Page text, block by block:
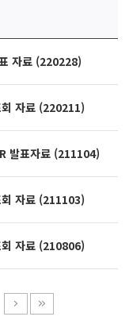
자료 (220228)
자료 (220211)
발표자료 (211104)
자료 (211103)
자료 (210806)